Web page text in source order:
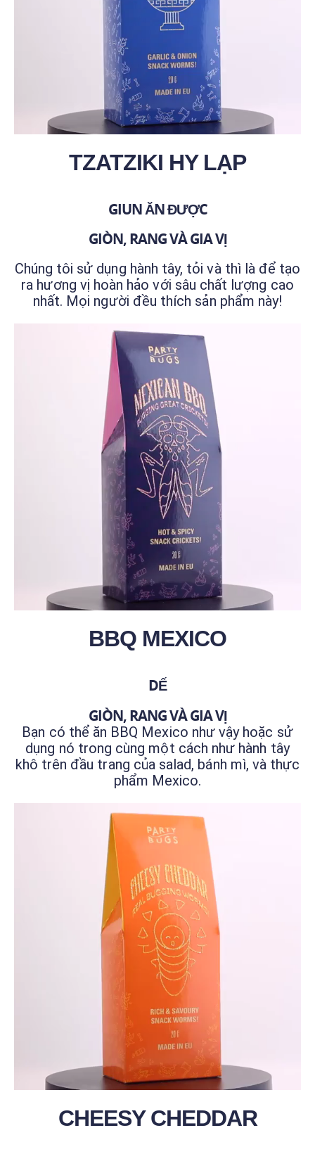
TZATZIKI HY LẠP
GIUN ĂN ĐƯỢC
GIÒN, RANG VÀ GIA VỊ
Chúng tôi sử dụng hành tây, tỏi và thì là để tạo
ra hương vị hoàn hảo với sâu chất lượng cao
nhất. Mọi người đều thích sản phẩm này!
BBQ MEXICO
DẾ
GIÒN, RANG VÀ GIA VỊ
Bạn có thể ăn BBQ Mexico như vậy hoặc sử
dụng nó trong cùng một cách như hành tây
khô trên đầu trang của salad, bánh mì, và thực
phẩm Mexico.
CHEESY CHEDDAR